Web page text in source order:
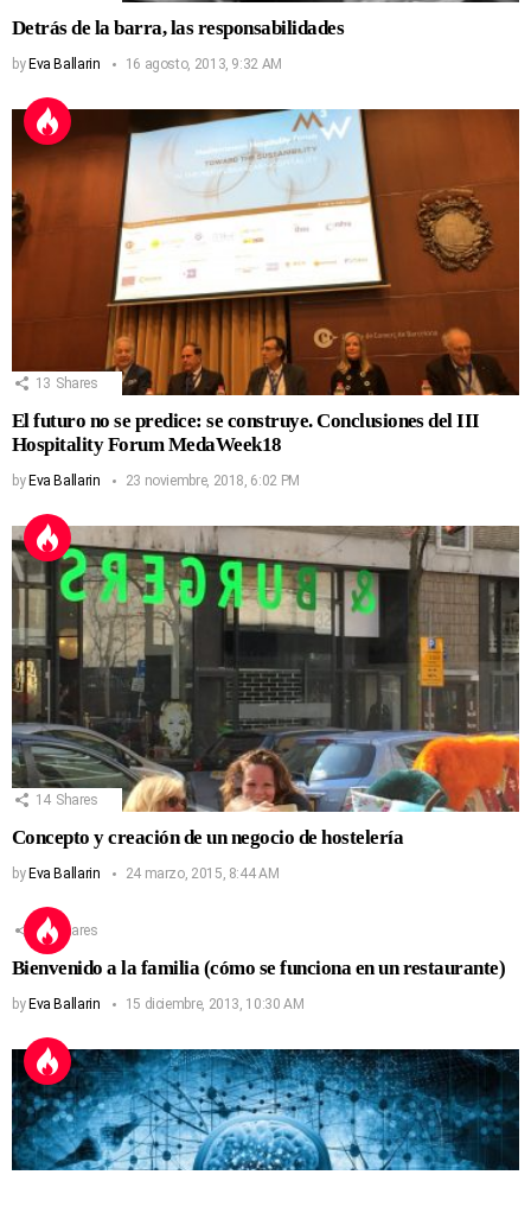
Detrás de la barra, las responsabilidades
byEva Ballarin 16 agosto, 2013, 9:32 AM
13 Shares
El futuro no se predice: se construye. Conclusiones del III
Hospitality Forum MedaWeek18
byEva Ballarin 23 noviembre, 2018, 6:02 PM
14 Shares
Concepto y creación de un negocio de hostelería
byEva Ballarin 24 marzo, 2015, 8:44 AM
13 Shares
Bienvenido a la familia (cómo se funciona en un restaurante)
byEva Ballarin 15 diciembre, 2013, 10:30 AM